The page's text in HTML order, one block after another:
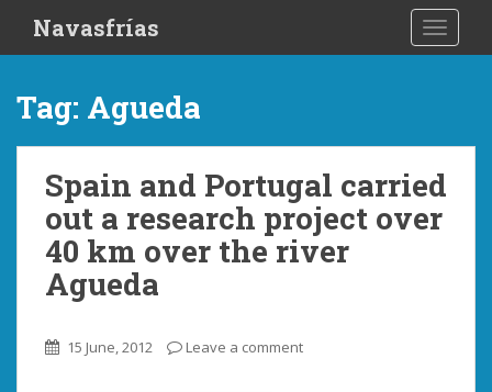
i
Navasfrías
Tag: Agueda
Spain and Portugal carried
out a research project over
40 km over the river
Agueda
15 June, 2012 Leave a comment